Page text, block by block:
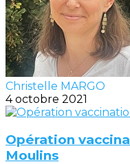
Christelle MARGO
4 octobre 2021
Opération
Moulins